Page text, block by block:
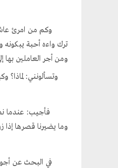
وكم من امرئ عاش
ترك واءه أحبة
ومن أجر العاملين بها
وتسألونني: لماذا؟
فأجيب: عندما نطرح
وما يضيرنا قصرها إذا
في البحث عن أجوبة